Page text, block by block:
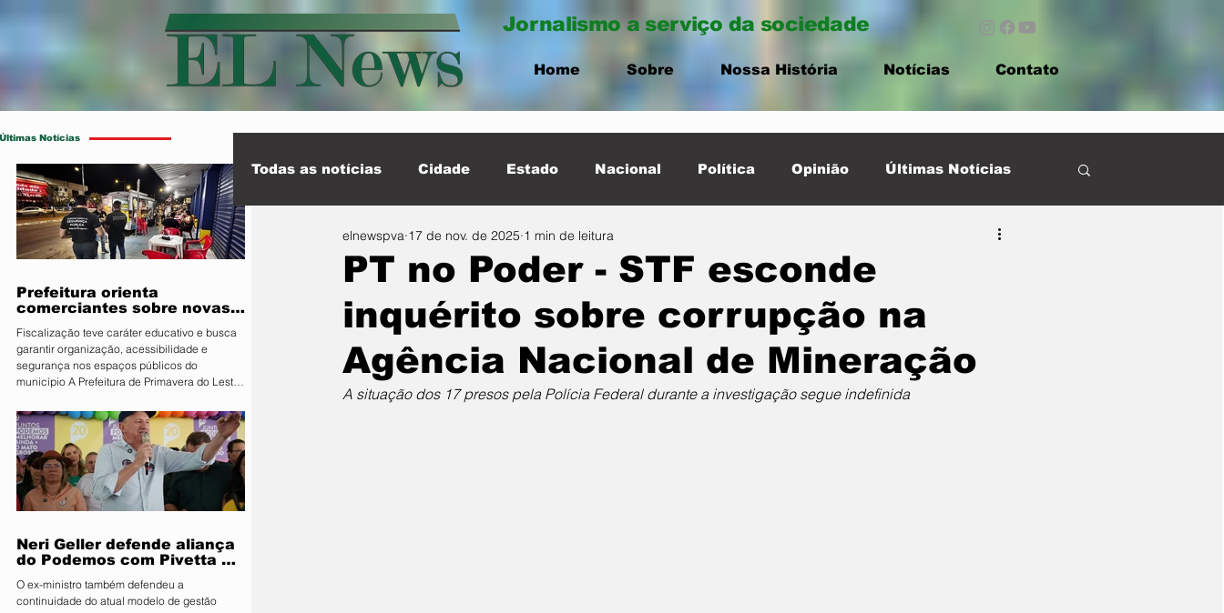
Jornalismo a serviço da sociedade
Home Sobre Nossa História Notícias Contato
Últimas Notícias
Prefeitura orienta
comerciantes sobre novas
trucks
Fiscalização teve caráter educativo e busca
garantir organização, acessibilidade e
segurança nos espaços públicos do
município A Prefeitura de Primavera do Leste,
Segurança Pública e Mobilidade Urbana, em
parceria com a Fiscalização de Obras e
Posturas, realizou uma ação de orientação
aos proprietários de food trucks e
comerciantes ambulantes na noite desta
sexta-feira (31), sobre as novas regras para
utilização de mesas e cadeiras em espa
Neri Geller defende aliança
do Podemos com Pivetta e
com esse acordo
O ex-ministro também defendeu a
continuidade do atual modelo de gestão
Todas as notícias Cidade Estado Nacional Política Opinião Últimas Notícias
Esporte Internacional Destaque Cidade
PT no Poder - STF esconde
inquérito sobre corrupção na
Agência Nacional de Mineração
elnewspva 17 de nov. de 2025 1 min de leitura
A situação dos 17 presos pela Polícia Federal durante a investigação segue indefinida